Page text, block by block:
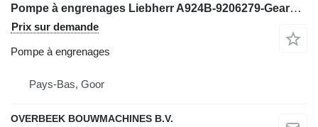
Pompe à engrenages Liebherr A924B-9206279-Gearpump/Zahnradpumpe/Tandwielpomp pour excavateur
Prix sur demande
Pompe à engrenages
Pays-Bas, Goor
OVERBEEK BOUWMACHINES B.V.